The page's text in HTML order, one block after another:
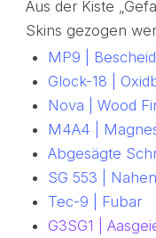
Aus der Kiste
Skins gezogen
MP9 |
Glock-18 |
Nova | Wood
M4A4 |
Abgesägte
SG 553 |
Tec-9 | Fubar
G3SG1 |